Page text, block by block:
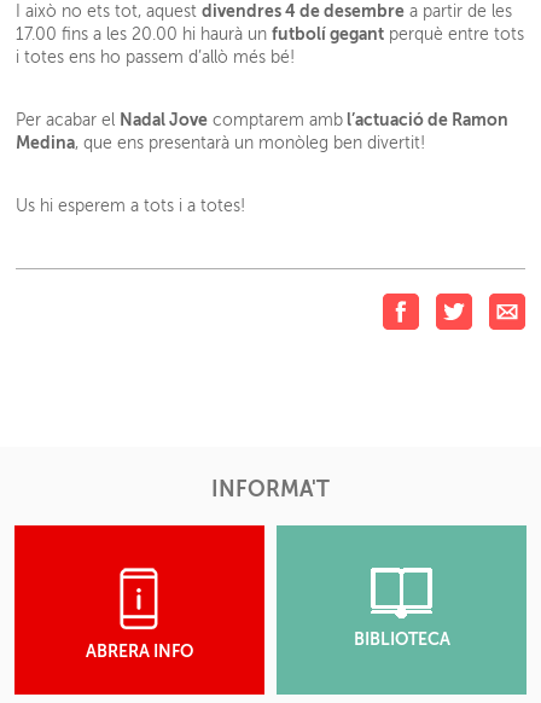
I això no ets tot, aquestdivendres 4 de desembre a partir de les
17.00 fins a les 20.00 hi haurà unfutbolí gegant perquè entre tots
i totes ens ho passem d’allò més bé!
Per acabar el Nadal Jove comptarem amb l’actuació de Ramon
Medina, que ens presentarà un monòleg ben divertit!
Us hi esperem a tots i a totes!
INFORMA'T
ABRERA INFO
BIBLIOTECA